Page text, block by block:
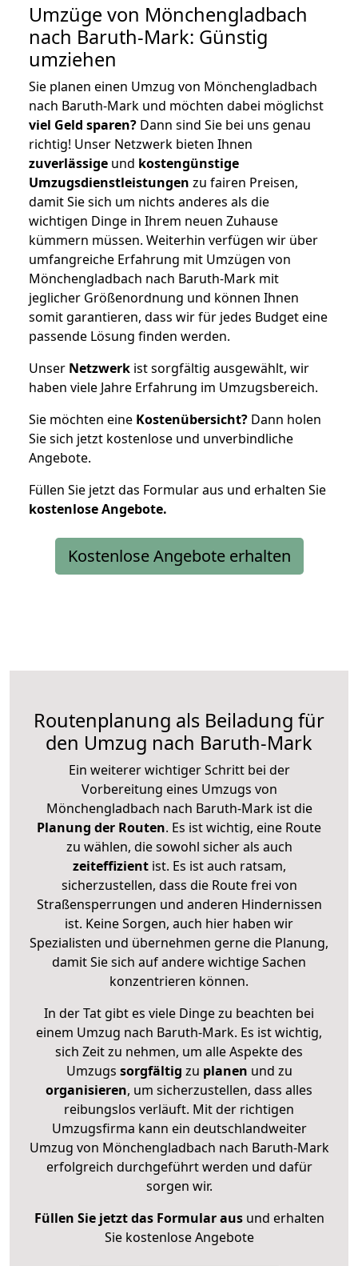
Umzüge von Mönchengladbach
nach Baruth-Mark: Günstig
umziehen
Sie planen einen Umzug von Mönchengladbach
nach Baruth-Mark und möchten dabei möglichst
viel Geld sparen? Dann sind Sie bei uns genau
richtig! Unser Netzwerk bieten Ihnen
zuverlässige und kostengünstige
Umzugsdienstleistungen zu fairen Preisen,
damit Sie sich um nichts anderes als die
wichtigen Dinge in Ihrem neuen Zuhause
kümmern müssen. Weiterhin verfügen wir über
umfangreiche Erfahrung mit Umzügen von
Mönchengladbach nach Baruth-Mark mit
jeglicher Größenordnung und können Ihnen
somit garantieren, dass wir für jedes Budget eine
passende Lösung finden werden.
Unser Netzwerk ist sorgfältig ausgewählt, wir
haben viele Jahre Erfahrung im Umzugsbereich.
Sie möchten eine Kostenübersicht? Dann holen
Sie sich jetzt kostenlose und unverbindliche
Angebote.
Füllen Sie jetzt das Formular aus und erhalten Sie
kostenloseAngebote.
Kostenlose Angebote erhalten
Routenplanung als Beiladung für
den Umzug nach Baruth-Mark
Ein weiterer wichtiger Schritt bei der
Vorbereitung eines Umzugs von
Mönchengladbach nach Baruth-Mark ist die
Planung der Routen. Es ist wichtig, eine Route
zu wählen, die sowohl sicher als auch
zeiteffizientist. Es ist auch ratsam,
sicherzustellen, dass die Route frei von
Straßensperrungen und anderen Hindernissen
ist. Keine Sorgen, auch hier haben wir
Spezialisten und übernehmen gerne die Planung,
damit Sie sich auf andere wichtige Sachen
konzentrieren können.
In der Tat gibt es viele Dinge zu beachten bei
einem Umzug nach Baruth-Mark. Es ist wichtig,
sich Zeit zu nehmen, um alle Aspekte des
Umzugs sorgfältig zu planen und zu
organisieren, um sicherzustellen, dass alles
reibungslos verläuft. Mit der richtigen
Umzugsfirma kann ein deutschlandweiter
Umzug von Mönchengladbach nach Baruth-Mark
erfolgreich durchgeführt werden und dafür
sorgen wir.
Füllen Sie jetzt das Formular ausund erhalten
Sie kostenlose Angebote